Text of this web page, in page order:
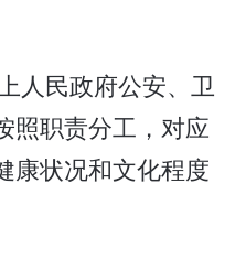
人民政府公安、卫
照职责分工，对应
康状况和文化程度